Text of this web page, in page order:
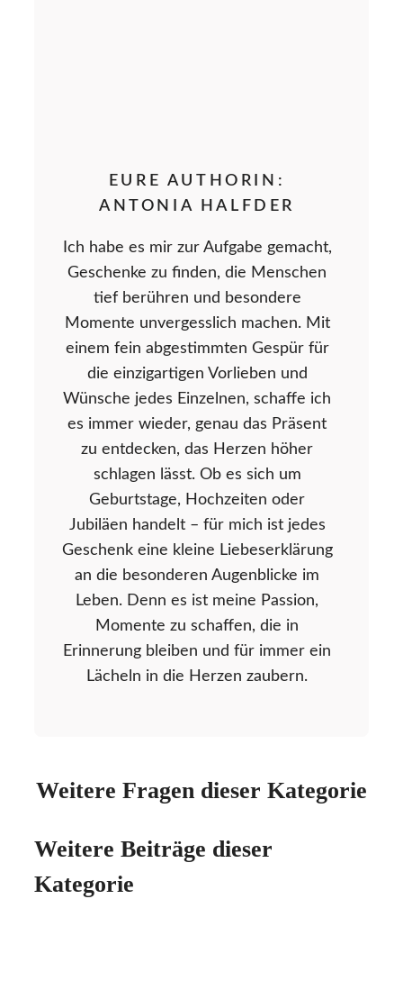
EURE AUTHORIN:
ANTONIA HALFDER
Ich habe es mir zur Aufgabe gemacht,
Geschenke zu finden, die Menschen
tief berühren und besondere
Momente unvergesslich machen. Mit
einem fein abgestimmten Gespür für
die einzigartigen Vorlieben und
Wünsche jedes Einzelnen, schaffe ich
es immer wieder, genau das Präsent
zu entdecken, das Herzen höher
schlagen lässt. Ob es sich um
Geburtstage, Hochzeiten oder
Jubiläen handelt – für mich ist jedes
Geschenk eine kleine Liebeserklärung
an die besonderen Augenblicke im
Leben. Denn es ist meine Passion,
Momente zu schaffen, die in
Erinnerung bleiben und für immer ein
Lächeln in die Herzen zaubern.
Weitere Fragen dieser Kategorie
Weitere Beiträge dieser
Kategorie